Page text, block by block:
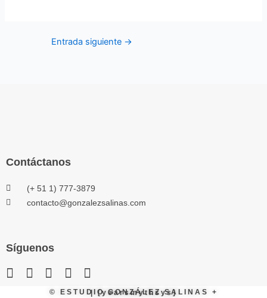
Entrada siguiente →
Contáctanos
(+ 51 1) 777-3879
contacto@gonzalezsalinas.com
Síguenos
© ESTUDIO GONZÁLEZ SALINAS + | [yearsmythsys]